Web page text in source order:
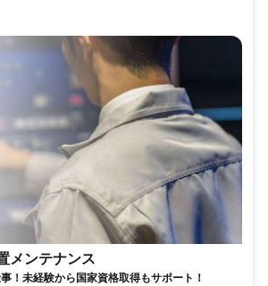
メンテナンス
！未経験から国家資格取得もサポート！